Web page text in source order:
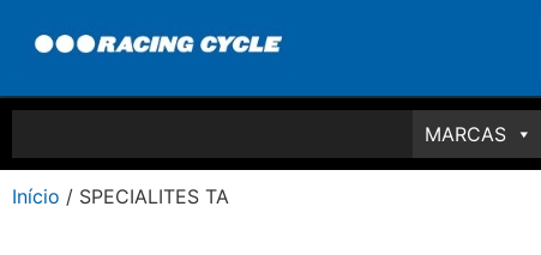
MARCAS
Início / SPECIALITES TA